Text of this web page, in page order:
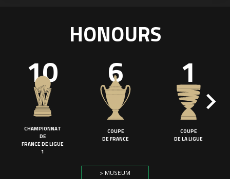
HONOURS
10
CHAMPIONNAT
DE
FRANCE DE LIGUE
1
6
COUPE
DE FRANCE
1
COUPE
DE LA LIGUE
> MUSEUM